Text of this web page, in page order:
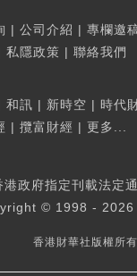
| 公司介紹 | 專欄邀
私隱政策 | 聯絡我們
和訊 | 新時空 | 時代
| 攬富財經 | 更多...
港政府指定刊載法定
© 1998 - 2026
香港財華社版權所